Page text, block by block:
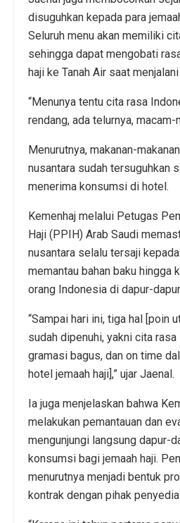
disuguhkan kepada para
Seluruh menu akan memiliki
sehingga dapat mengobati
haji ke Tanah Air saat
“Menunya tentu cita rasa
rendang, ada telurnya, macam-
Menurutnya, makanan-
nusantara sudah tersuguhkan
menerima konsumsi di hotel.
Kemenhaj melalui Petugas
Haji (PPIH) Arab Saudi
nusantara selalu tersaji
memantau bahan baku hingga
orang Indonesia di dapur-
“Sampai hari ini, tiga hal [poin
sudah dipenuhi, yakni cita
gramasi bagus, dan on time
hotel jemaah haji],” ujar Jaenal.
Ia juga menjelaskan bahwa
melakukan pemantauan dan
mengunjungi langsung dapur-
konsumsi bagi jemaah haji.
menurutnya menjadi bentuk
kontrak dengan pihak